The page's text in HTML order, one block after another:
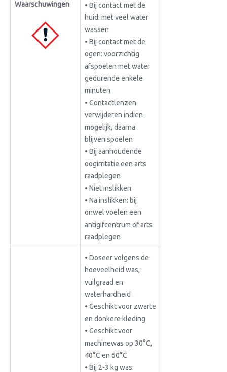
Waarschuwingen
• Bij contact met de
huid: met veel water
wassen
• Bij contact met de
ogen: voorzichtig
afspoelen met water
gedurende enkele
minuten
• Contactlenzen
verwijderen indien
mogelijk, daarna
blijven spoelen
• Bij aanhoudende
oogirritatie een arts
raadplegen
• Niet inslikken
• Na inslikken: bij
onwel voelen een
antigifcentrum of arts
raadplegen
• Doseer volgens de
hoeveelheid was,
vuilgraad en
waterhardheid
• Geschikt voor zwarte
en donkere kleding
• Geschikt voor
machinewas op 30°C,
40°C en 60°C
• Bij 2-3 kg was: